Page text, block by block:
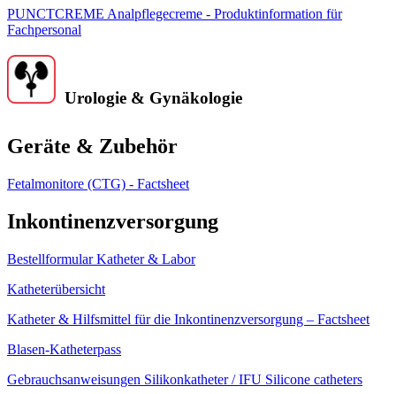
PUNCTCREME Analpflegecreme - Produktinformation für
Fachpersonal
Urologie & Gynäkologie
Geräte & Zubehör
Fetalmonitore (CTG) - Factsheet
Inkontinenzversorgung
Bestellformular Katheter & Labor
Katheterübersicht
Katheter & Hilfsmittel für die Inkontinenzversorgung – Factsheet
Blasen-Katheterpass
Gebrauchsanweisungen Silikonkatheter / IFU Silicone catheters